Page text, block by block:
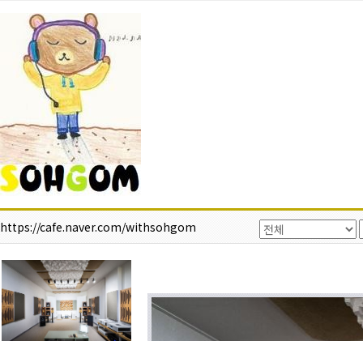
https://cafe.naver.com/withsohgom